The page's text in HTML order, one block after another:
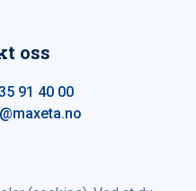
oss
91 40 00